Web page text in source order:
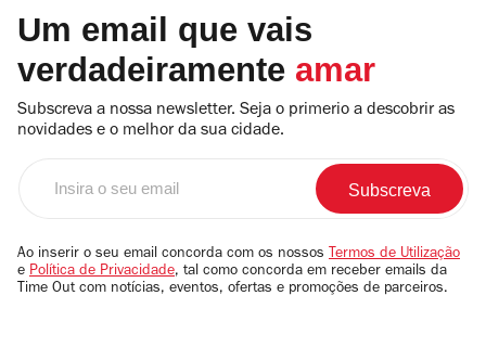
Um email que vais
verdadeiramente amar
Subscreva a nossa newsletter. Seja o primerio a descobrir as
novidades e o melhor da sua cidade.
email
Ao inserir o seu email concorda com os nossos Termos de Utilização
e Política de Privacidade, tal como concorda em receber emails da
Time Out com notícias, eventos, ofertas e promoções de parceiros.